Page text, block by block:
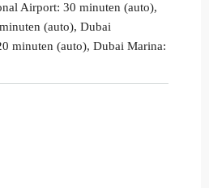
Airport: 30 minuten (auto),
(auto), Dubai
minuten (auto), Dubai Marina: